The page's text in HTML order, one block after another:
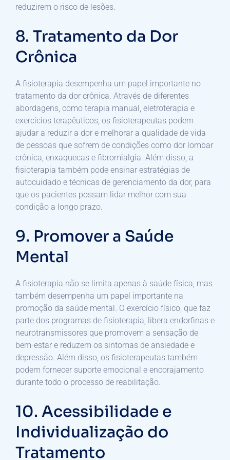
reduzirem o risco de lesões.
8. Tratamento da Dor
Crônica
A fisioterapia desempenha um papel importante no
tratamento da dor crônica. Através de diferentes
abordagens, como terapia manual, eletroterapia e
exercícios terapêuticos, os fisioterapeutas podem
ajudar a reduzir a dor e melhorar a qualidade de vida
de pessoas que sofrem de condições como dor lombar
crônica, enxaquecas e fibromialgia. Além disso, a
fisioterapia também pode ensinar estratégias de
autocuidado e técnicas de gerenciamento da dor, para
que os pacientes possam lidar melhor com sua
condição a longo prazo.
9. Promover a Saúde
Mental
A fisioterapia não se limita apenas à saúde física, mas
também desempenha um papel importante na
promoção da saúde mental. O exercício físico, que faz
parte dos programas de fisioterapia, libera endorfinas e
neurotransmissores que promovem a sensação de
bem-estar e reduzem os sintomas de ansiedade e
depressão. Além disso, os fisioterapeutas também
podem fornecer suporte emocional e encorajamento
durante todo o processo de reabilitação.
10. Acessibilidade e
Individualização do
Tratamento